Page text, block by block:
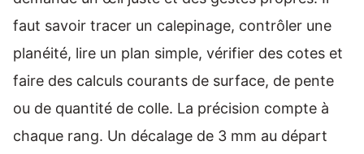
faut savoir tracer un calepinage, contrôler une
planéité, lire un plan simple, vérifier des cotes et
faire des calculs courants de surface, de pente
ou de quantité de colle. La précision compte à
chaque rang. Un décalage de 3 mm au départ